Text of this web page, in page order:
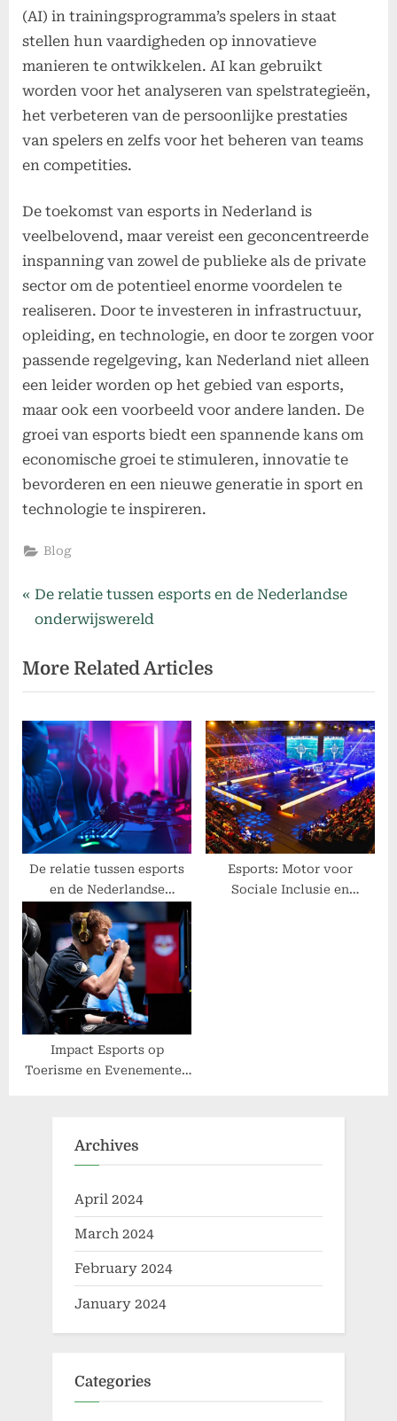
(AI) in trainingsprogramma’s spelers in staat
stellen hun vaardigheden op innovatieve
manieren te ontwikkelen. AI kan gebruikt
worden voor het analyseren van spelstrategieën,
het verbeteren van de persoonlijke prestaties
van spelers en zelfs voor het beheren van teams
en competities.
De toekomst van esports in Nederland is
veelbelovend, maar vereist een geconcentreerde
inspanning van zowel de publieke als de private
sector om de potentieel enorme voordelen te
realiseren. Door te investeren in infrastructuur,
opleiding, en technologie, en door te zorgen voor
passende regelgeving, kan Nederland niet alleen
een leider worden op het gebied van esports,
maar ook een voorbeeld voor andere landen. De
groei van esports biedt een spannende kans om
economische groei te stimuleren, innovatie te
bevorderen en een nieuwe generatie in sport en
technologie te inspireren.
Blog
Post
navigation
P
r
v
i
o
u
P
o
s
t
De relatie tussen esports en de Nederlandse
onderwijswereld
More Related Articles
De relatie tussen esports
en de Nederlandse
onderwijswereld
Esports: Motor voor
Sociale Inclusie en
Impact Esports op
Toerisme en Evenementen
Archives
April 2024
March 2024
February 2024
January 2024
Categories